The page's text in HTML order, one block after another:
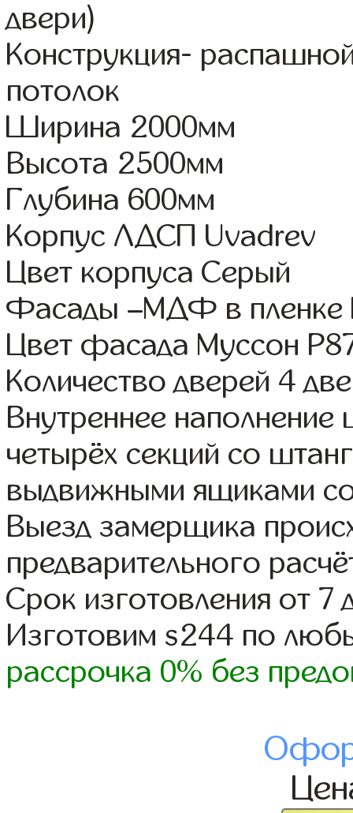
двери)
Конструкция-
потолок
Ширина 2000мм
Высота 2500мм
Глубина 600мм
Корпус ЛДСП Uvadrev
Цвет корпуса Серый
Фасады –МДФ в пленке
Цвет фасада Муссон
Количество дверей 4
Внутреннее
четырёх секций со
выдвижными ящиками
Выезд замерщика
предварительного
Срок изготовления от 7
Изготовим s244 по
рассрочка 0% без